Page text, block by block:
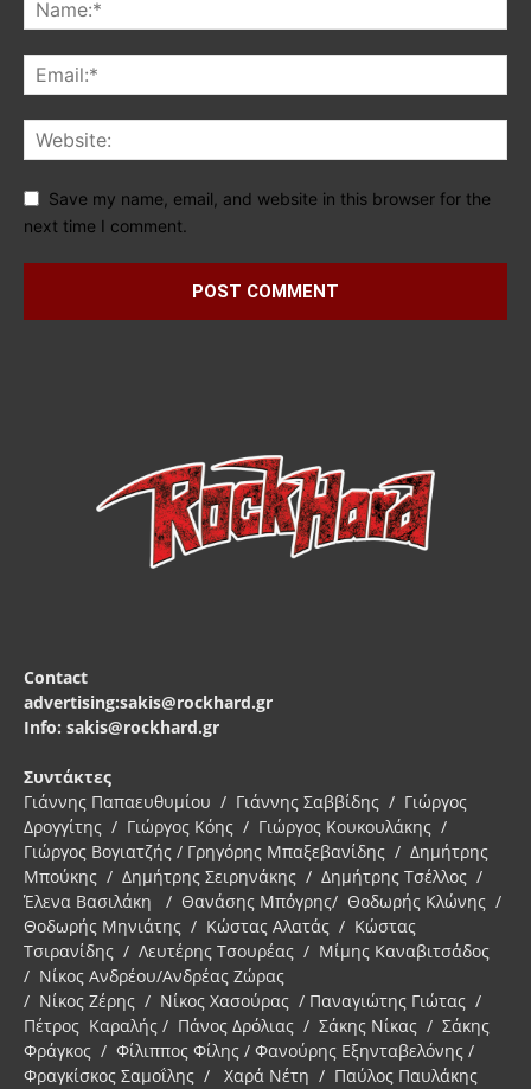
Save my name, email, and website in this browser for the
next time I comment.
Contact
advertising:sakis@rockhard.gr
Info: sakis@rockhard.gr
Συντάκτες
Γιάννης Παπαευθυμίου / Γιάννης Σαββίδης / Γιώργος
Δρογγίτης / Γιώργος Κόης / Γιώργος Κουκουλάκης /
Γιώργος Βογιατζής / Γρηγόρης Μπαξεβανίδης / Δημήτρης
Μπούκης / Δημήτρης Σειρηνάκης / Δημήτρης Τσέλλος /
Έλενα Βασιλάκη / Θανάσης Μπόγρης/ Θοδωρής Κλώνης /
Θοδωρής Μηνιάτης / Κώστας Αλατάς / Κώστας
Τσιρανίδης / Λευτέρης Τσουρέας / Μίμης Καναβιτσάδος
/ Νίκος Ανδρέου/Ανδρέας Ζώρας
/ Νίκος Ζέρης / Νίκος Χασούρας / Παναγιώτης Γιώτας /
Πέτρος Καραλής / Πάνος Δρόλιας / Σάκης Νίκας / Σάκης
Φράγκος / Φίλιππος Φίλης / Φανούρης Εξηνταβελόνης /
Φραγκίσκος Σαμοΐλης / Χαρά Νέτη / Παύλος Παυλάκης